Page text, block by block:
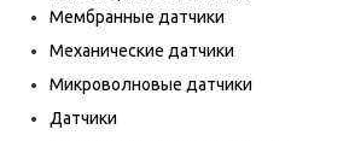
Мембранные датчики
Механические датчики
Микроволновые датчики
Датчики